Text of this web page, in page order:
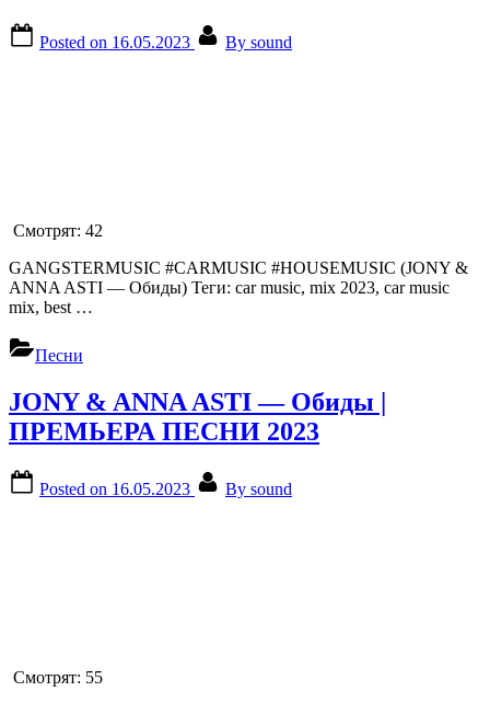
Posted on 16.05.2023 By sound
Смотрят: 42
GANGSTERMUSIC #CARMUSIC #HOUSEMUSIC (JONY &
ANNA ASTI — Обиды) Теги: car music, mix 2023, car music
mix, best …
Песни
JONY & ANNA ASTI — Обиды |
ПРЕМЬЕРА ПЕСНИ 2023
Posted on 16.05.2023 By sound
Смотрят: 55